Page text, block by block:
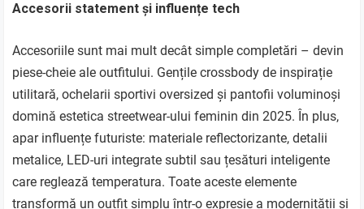
Accesorii statement și influențe tech
Accesoriile sunt mai mult decât simple completări – devin
piese-cheie ale outfitului. Gențile crossbody de inspirație
utilitară, ochelarii sportivi oversized și pantofii voluminoși
domină estetica streetwear-ului feminin din 2025. În plus,
apar influențe futuriste: materiale reflectorizante, detalii
metalice, LED-uri integrate subtil sau țesături inteligente
care reglează temperatura. Toate aceste elemente
transformă un outfit simplu într-o expresie a modernității și